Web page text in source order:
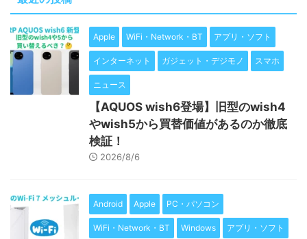
Apple WiFi・Network・BT アプリ・ソフト
インターネット ガジェット・デジモノ スマホ
ニュース
【AQUOS wish6登場】旧型のwish4
やwish5から買替価値があるのか徹底
検証！
2026/8/6
Android Apple PC・パソコン
WiFi・Network・BT Windows アプリ・ソフト